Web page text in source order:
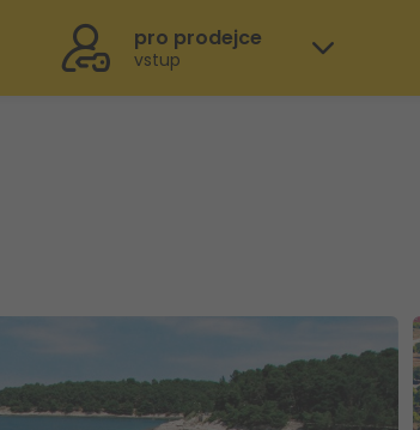
pro prodejce
vstup